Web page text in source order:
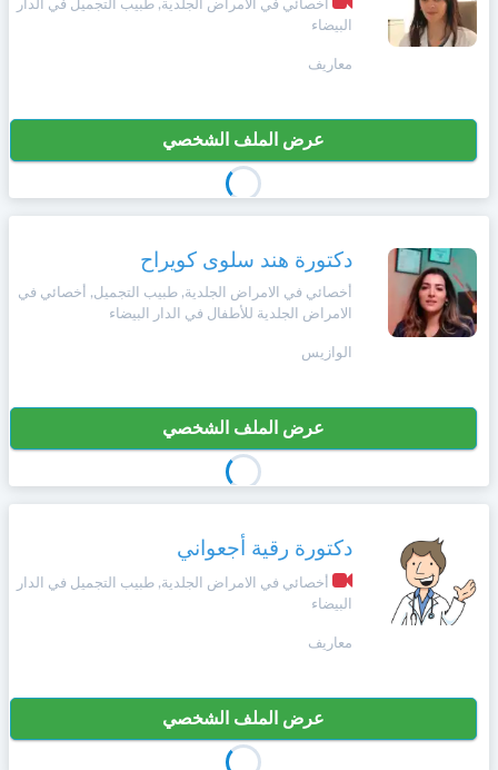
أخصائي في الامراض الجلدية, طبيب التجميل في الدار
البيضاء
معاريف
عرض الملف الشخصي
دكتورة هند سلوى كويراح
أخصائي في الامراض الجلدية, طبيب التجميل, أخصائي في
الامراض الجلدية للأطفال في الدار البيضاء
الوازيس
عرض الملف الشخصي
دكتورة رقية أجعواني
أخصائي في الامراض الجلدية, طبيب التجميل في الدار
البيضاء
معاريف
عرض الملف الشخصي